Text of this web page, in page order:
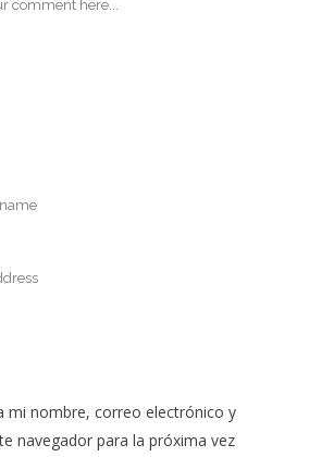
mi nombre, correo electrónico y
navegador para la próxima vez